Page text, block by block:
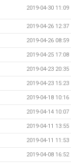
2019-04-30 11:09
2019-04-26 12:37
2019-04-26 08:59
2019-04-25 17:08
2019-04-23 20:35
2019-04-23 15:23
2019-04-18 10:16
2019-04-14 10:07
2019-04-11 13:55
2019-04-11 11:53
2019-04-08 16:52